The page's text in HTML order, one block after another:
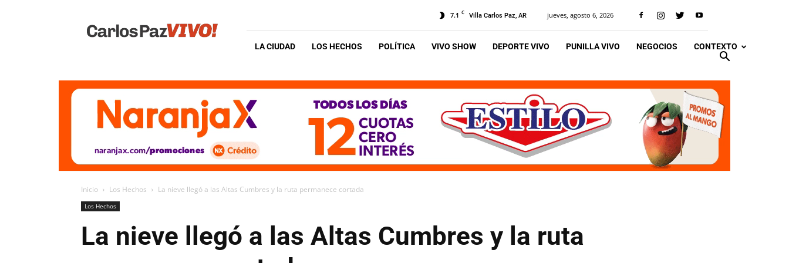
Vivo
7.1 C Villa Carlos Paz, AR jueves, agosto 6, 2026
LA CIUDAD LOS HECHOS POLÍTICA VIVO SHOW DEPORTE VIVO PUNILLA VIVO NEGOCIOS CONTEXTO
Inicio Los Hechos La nieve llegó a las Altas Cumbres y la ruta permanece cortada
Los Hechos
La nieve llegó a las Altas Cumbres y la ruta